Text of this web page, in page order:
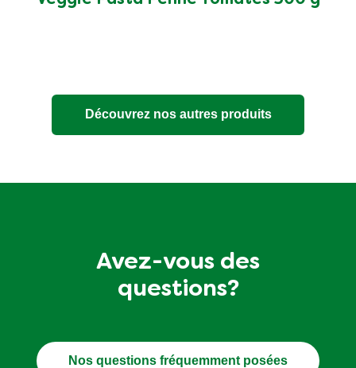
ce
Découvrez nos autres produits
Avez-vous des
questions?
Nos questions fréquemment posées